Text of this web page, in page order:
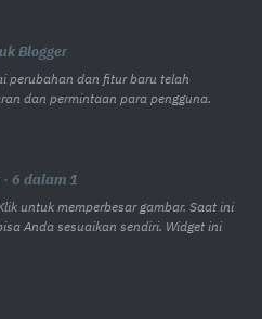
Blogger
perubahan dan fitur baru telah
dan permintaan para pengguna.
6 dalam 1
untuk memperbesar gambar. Saat ini
Anda sesuaikan sendiri. Widget ini